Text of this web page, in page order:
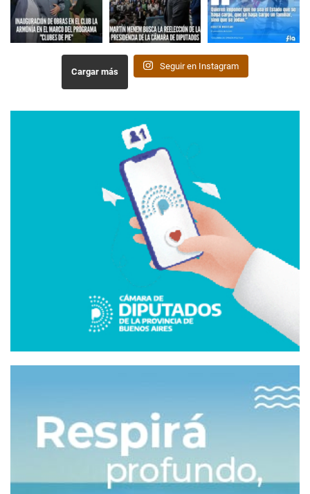
Cargar más
Seguir en Instagram